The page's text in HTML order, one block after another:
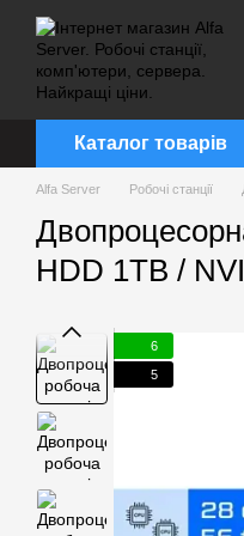
Перейти до основного
Каталог товарів
Alfa Server Робочі станції
HDD 1TB /
6
5